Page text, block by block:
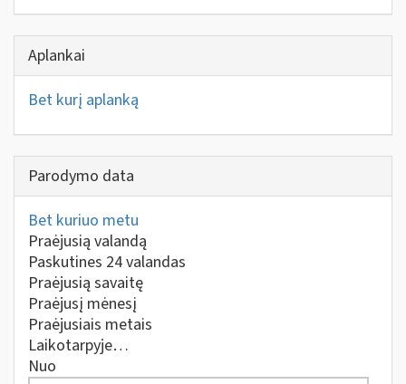
Aplankai
Bet kurį aplanką
Parodymo data
Bet kuriuo metu
Praėjusią valandą
Paskutines 24 valandas
Praėjusią savaitę
Praėjusį mėnesį
Praėjusiais metais
Laikotarpyje…
Nuo